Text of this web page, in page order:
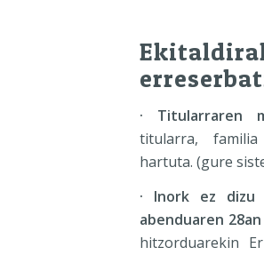
· Titularraren
titularra,
hartuta. (gure
· Inork ez
abenduaren
hitzorduarekin